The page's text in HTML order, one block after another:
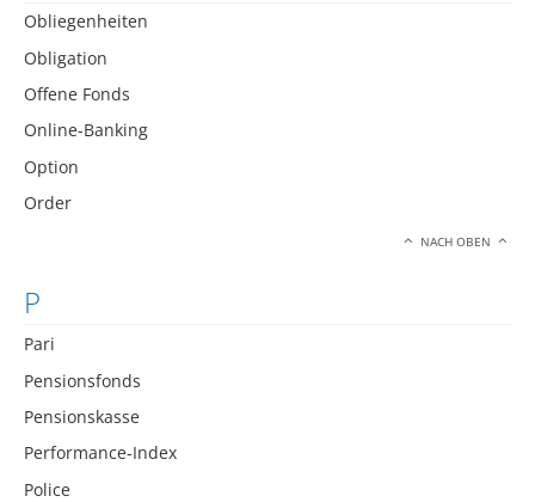
Obliegenheiten
Obligation
Offene Fonds
Online-Banking
Option
Order
NACH OBEN
P
Pari
Pensionsfonds
Pensionskasse
Performance-Index
Police